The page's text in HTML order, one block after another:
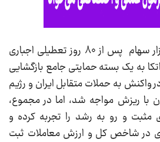
، بازار سهام پس از 80 روز تعطیلی اجباری
40 روزه، با اتکا به یک بسته حمایتی جامع بازگشایی
واکنش به حملات متقابل ایران و رژیم
با ریزش مواجه شد، اما در مجموع،
و رو به رشد را تجربه کرده و
در شاخص کل و ارزش معاملات ثبت